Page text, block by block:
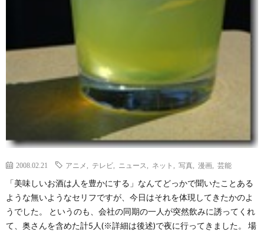
2008.02.21 アニメ テレビ ニュース ネット 写真 漫画 芸能
「美味しいお酒は人を豊かにする」なんてどっかで聞いたことある
ような無いようなセリフですが、今日はそれを体現してきたかのよ
うでした。 というのも、会社の同期の一人が突然飲みに誘ってくれ
て、奥さんを含めた計5人(※詳細は後述)で夜に行ってきました。 場